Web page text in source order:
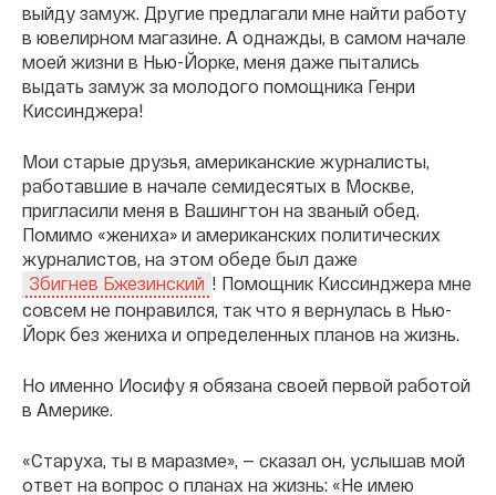
выйду замуж. Другие предлагали мне найти работу
в ювелирном магазине. А однажды, в самом начале
моей жизни в Нью-Йорке, меня даже пытались
выдать замуж за молодого помощника Генри
Киссинджера!
Мои старые друзья, американские журналисты,
работавшие в начале семидесятых в Москве,
пригласили меня в Вашингтон на званый обед.
Помимо «жениха» и американских политических
журналистов, на этом обеде был даже
Збигнев Бжезинский ! Помощник Киссинджера мне
совсем не понравился, так что я вернулась в Нью-
Йорк без жениха и определенных планов на жизнь.
Но именно Иосифу я обязана своей первой работой
в Америке.
«Старуха, ты в маразме», — сказал он, услышав мой
ответ на вопрос о планах на жизнь: «Не имею